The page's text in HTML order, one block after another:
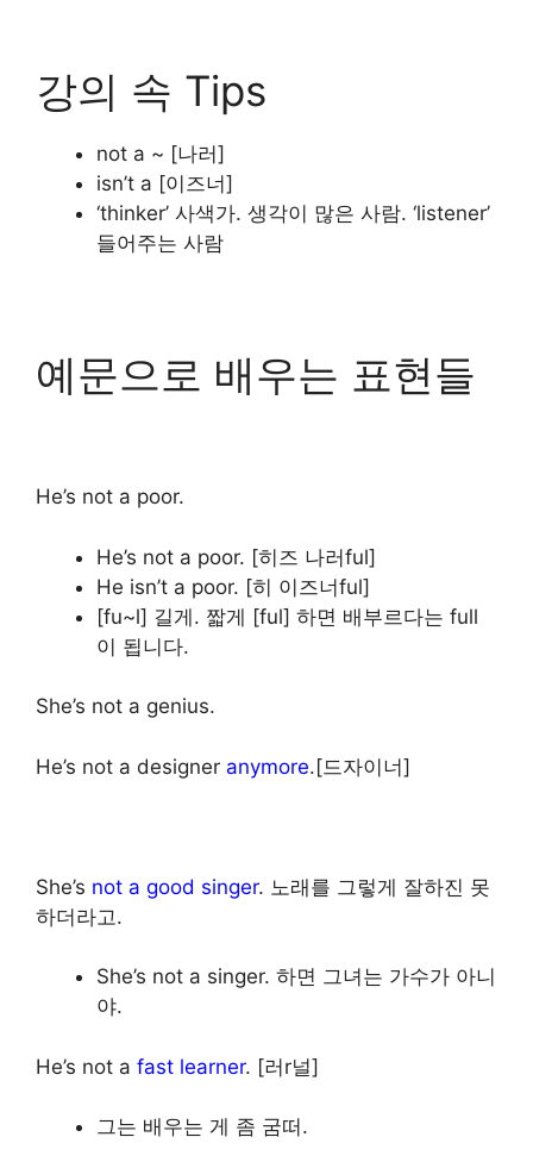
강의 속 Tips
not a ~ [나러]
isn’t a [이즈너]
‘thinker’ 사색가. 생각이 많은 사람. ‘listener’
들어주는 사람
예문으로 배우는 표현들
He’s not a poor.
He’s not a poor. [히즈 나러ful]
He isn’t a poor. [히 이즈너ful]
[fu~l] 길게. 짧게 [ful] 하면 배부르다는 full
이 됩니다.
She’s not a genius.
He’s not a designer anymore.[드자이너]
She’s not a good singer. 노래를 그렇게 잘하진 못
하더라고.
She’s not a singer. 하면 그녀는 가수가 아니
야.
He’s not a fast learner. [러r널]
그는 배우는 게 좀 굼떠.